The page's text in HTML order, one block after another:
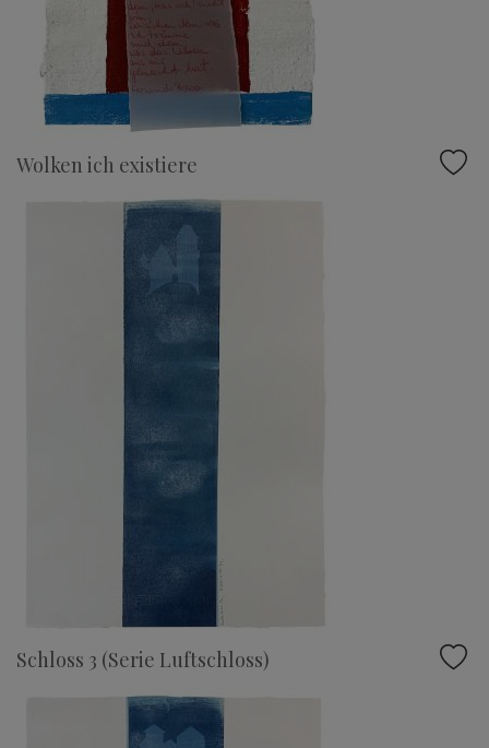
Wolken ich existiere
Schloss 3 (Serie Luftschloss)